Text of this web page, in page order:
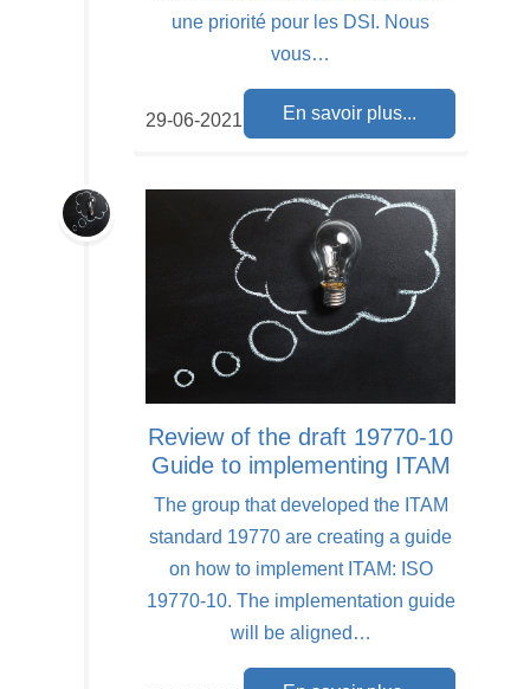
une priorité pour les DSI. Nous
vous…
En savoir plus...
29-06-2021
Review of the draft 19770-10
Guide to implementing ITAM
The group that developed the ITAM
standard 19770 are creating a guide
on how to implement ITAM: ISO
19770-10. The implementation guide
will be aligned…